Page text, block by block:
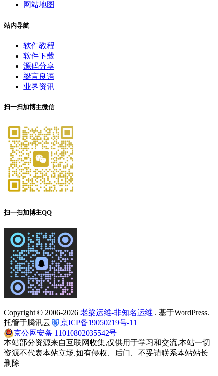
网站地图
站内导航
软件教程
软件下载
源码分享
梁言良语
业界资讯
扫一扫加博主微信
扫一扫加博主QQ
Copyright © 2006-2026 老梁运维-非知名运维 . 基于WordPress.
托管于腾讯云
京ICP备19050219号-11
京公网安备 11010802035542号
本站部分资源来自互联网收集,仅供用于学习和交流,本站一切
资源不代表本站立场,如有侵权、后门、不妥请联系本站站长
删除